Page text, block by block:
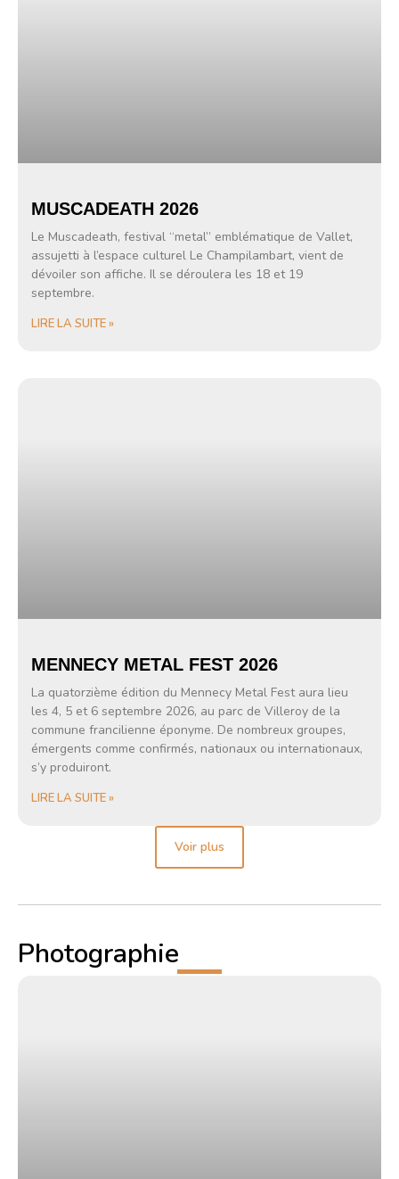
MUSCADEATH 2026
Le Muscadeath, festival “metal” emblématique de Vallet,
assujetti à l’espace culturel Le Champilambart, vient de
dévoiler son affiche. Il se déroulera les 18 et 19
septembre.
LIRE LA SUITE »
MENNECY METAL FEST 2026
La quatorzième édition du Mennecy Metal Fest aura lieu
les 4, 5 et 6 septembre 2026, au parc de Villeroy de la
commune francilienne éponyme. De nombreux groupes,
émergents comme confirmés, nationaux ou internationaux,
s’y produiront.
LIRE LA SUITE »
Voir plus
Photographie